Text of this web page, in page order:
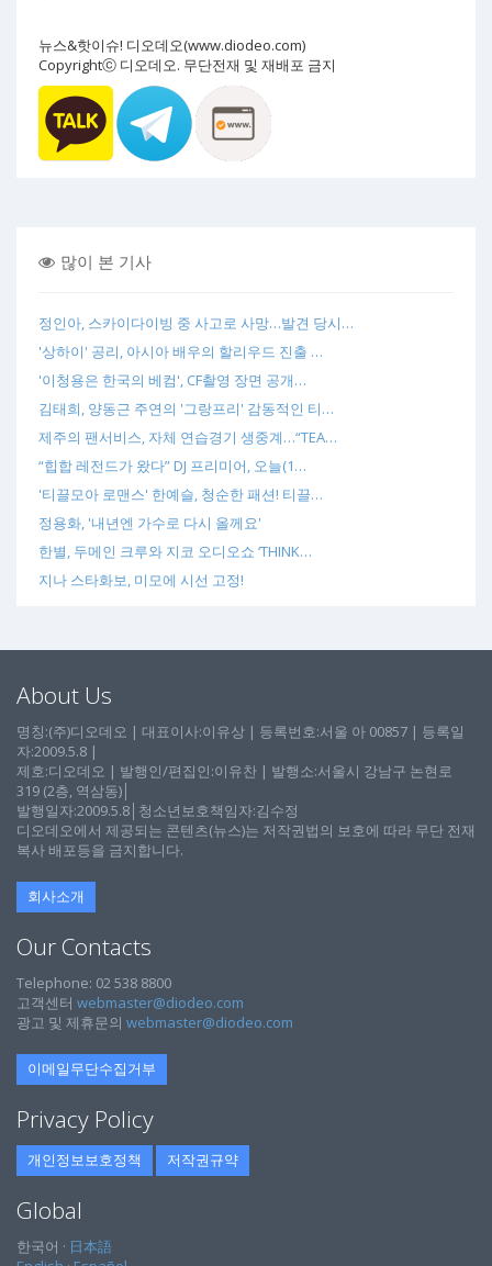
뉴스&핫이슈! 디오데오(www.diodeo.com)
Copyrightⓒ 디오데오. 무단전재 및 재배포 금지
많이 본 기사
정인아, 스카이다이빙 중 사고로 사망…발견 당시…
'상하이' 공리, 아시아 배우의 할리우드 진출 …
'이청용은 한국의 베컴', CF촬영 장면 공개…
김태희, 양동근 주연의 '그랑프리' 감동적인 티…
제주의 팬서비스, 자체 연습경기 생중계…“TEA…
“힙합 레전드가 왔다” DJ 프리미어, 오늘(1…
'티끌모아 로맨스' 한예슬, 청순한 패션! 티끌…
정용화, '내년엔 가수로 다시 올께요'
한별, 두메인 크루와 지코 오디오쇼 ‘THINK…
지나 스타화보, 미모에 시선 고정!
About Us
명칭:(주)디오데오 | 대표이사:이유상 | 등록번호:서울 아 00857 | 등록일
자:2009.5.8 |
제호:디오데오 | 발행인/편집인:이유찬 | 발행소:서울시 강남구 논현로
319 (2층, 역삼동)│
발행일자:2009.5.8│청소년보호책임자:김수정
디오데오에서 제공되는 콘텐츠(뉴스)는 저작권법의 보호에 따라 무단 전재
복사 배포등을 금지합니다.
회사소개
Our Contacts
Telephone: 02 538 8800
고객센터 webmaster@diodeo.com
광고 및 제휴문의 webmaster@diodeo.com
이메일무단수집거부
Privacy Policy
개인정보보호정책 저작권규약
Global
한국어 · 日本語